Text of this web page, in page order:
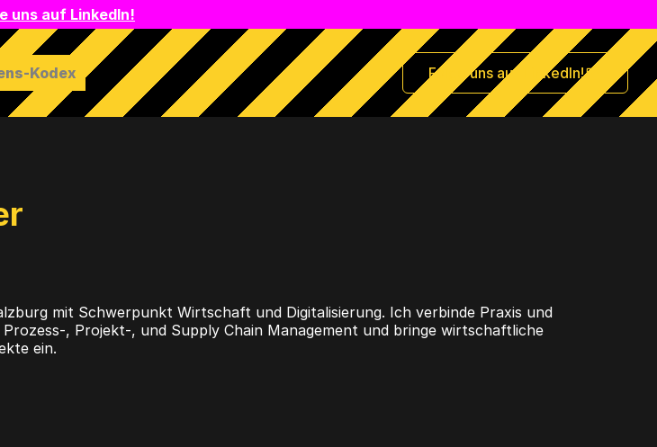
uns auf LinkedIn!
Kodex Folge uns auf LinkedIn!
mit Schwerpunkt Wirtschaft und Digitalisierung. Ich verbinde Praxis und
, Projekt-, und Supply Chain Management und bringe wirtschaftliche
ein.